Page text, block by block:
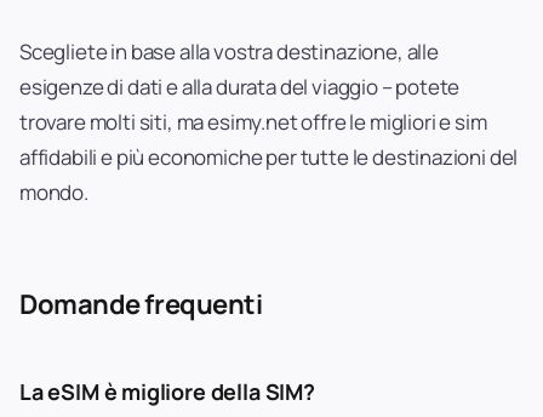
Scegliete in base alla vostra destinazione, alle
esigenze di dati e alla durata del viaggio – potete
trovare molti siti, ma esimy.net offre le migliori e sim
affidabili e più economiche per tutte le destinazioni del
mondo.
Domande frequenti
La eSIM è migliore della SIM?